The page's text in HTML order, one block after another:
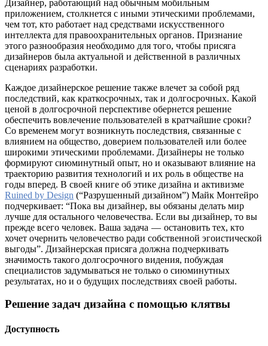
Дизайнер, работающий над обычным мобильным
приложением, столкнется с иными этическими проблемами,
чем тот, кто работает над средствами искусственного
интеллекта для правоохранительных органов. Признание
этого разнообразия необходимо для того, чтобы присяга
дизайнеров была актуальной и действенной в различных
сценариях разработки.
Каждое дизайнерское решение также влечет за собой ряд
последствий, как краткосрочных, так и долгосрочных. Какой
ценой в долгосрочной перспективе обернется решение
обеспечить вовлечение пользователей в кратчайшие сроки?
Со временем могут возникнуть последствия, связанные с
влиянием на общество, доверием пользователей или более
широкими этическими проблемами. Дизайнеры не только
формируют сиюминутный опыт, но и оказывают влияние на
траекторию развития технологий и их роль в обществе на
годы вперед. В своей книге об этике дизайна и активизме
Ruined by Design (“Разрушенный дизайном”) Майк Монтейро
подчеркивает: “Пока вы дизайнер, вы обязаны делать мир
лучше для остального человечества. Если вы дизайнер, то вы
прежде всего человек. Ваша задача — остановить тех, кто
хочет очернить человечество ради собственной эгоистической
выгоды”. Дизайнерская присяга должна подчеркивать
значимость такого долгосрочного видения, побуждая
специалистов задумываться не только о сиюминутных
результатах, но и о будущих последствиях своей работы.
Решение задач дизайна с помощью клятвы
Доступность